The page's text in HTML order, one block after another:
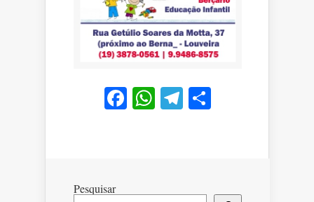
Facebook
WhatsApp
Telegram
Pesquisar